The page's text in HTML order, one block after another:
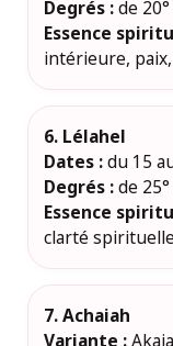
Degrés :de
Essence
intérieure,
6. Lélahel
Dates :du 15
Degrés :de
Essence
clarté
7. Achaiah
Variante :